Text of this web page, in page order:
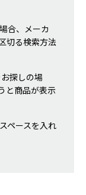
合、メーカ
切る検索方法
探しの場
と商品が表示
ペースを入れ